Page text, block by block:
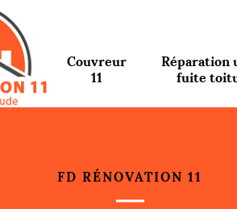
Couvreur
11
Réparation
fuite
FD RÉNOVATION 11